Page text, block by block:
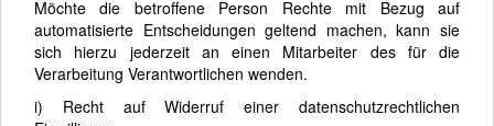
Möchte die betroffene Person Rechte mit Bezug auf
automatisierte Entscheidungen geltend machen, kann sie
sich hierzu jederzeit an einen Mitarbeiter des für die
Verarbeitung Verantwortlichen wenden.
i) Recht auf Widerruf einer datenschutzrechtlichen